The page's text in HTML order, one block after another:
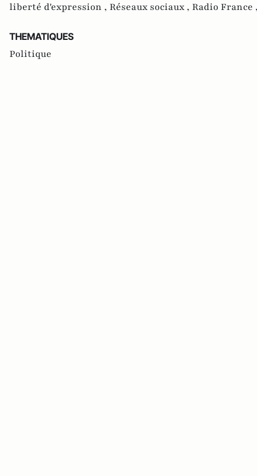
liberté d'expression , Réseaux sociaux , Radio France ,
THEMATIQUES
Politique